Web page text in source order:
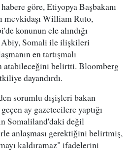
göre, Etiyopya Başbakanı
mevkidaşı William Ruto,
konunun ele alındığı
Abiy, Somali ile ilişkileri
en tartışmalı
atabileceğini belirtti. Bloomberg
dayandırdı.
sorumlu dışişleri bakan
ay gazetecilere yaptığı
Somaliland'daki değil
anlaşması gerektiğini belirtmiş,
kaldıramaz" ifadelerini